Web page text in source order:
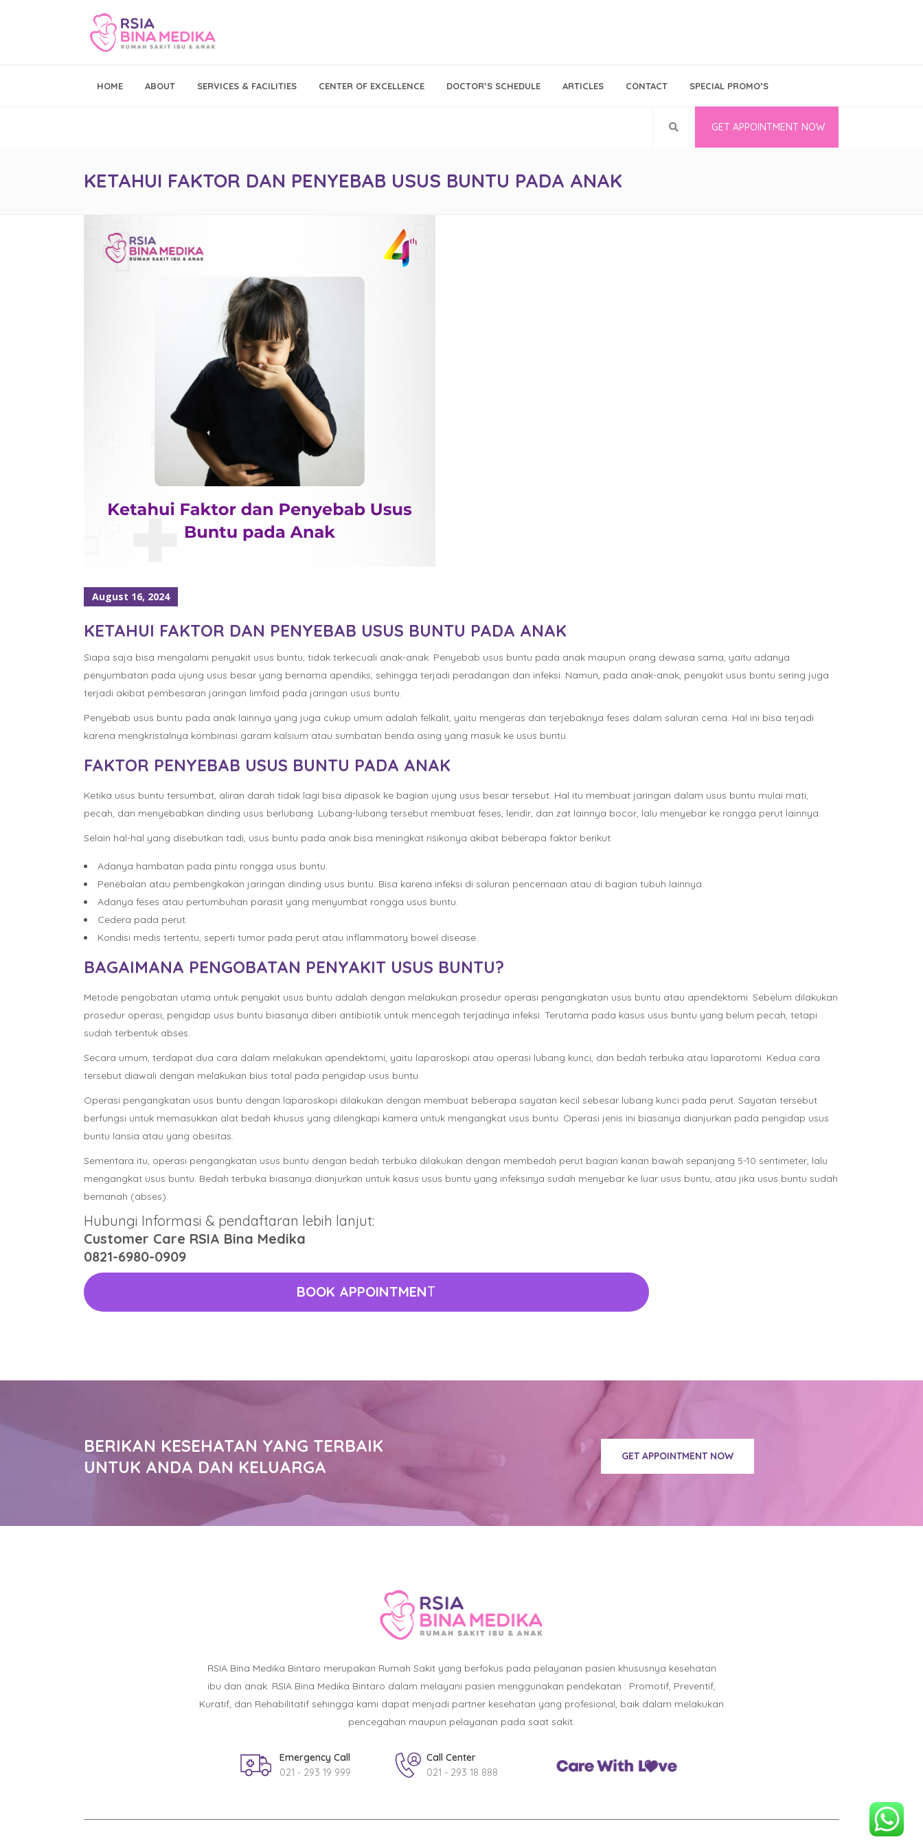
Emergency Call
Call Center
Klinik
Bina Medika
Follow Us
HOME ABOUT SERVICES & FACILITIES CENTER OF EXCELLENCE DOCTOR’S SCHEDULE ARTICLES CONTACT SPECIAL PROMO’S
GET APPOINTMENT NOW
KETAHUI FAKTOR DAN PENYEBAB USUS BUNTU PADA ANAK
August 16, 2024
KETAHUI FAKTOR DAN PENYEBAB USUS BUNTU PADA ANAK
Siapa saja bisa mengalami penyakit usus buntu, tidak terkecuali anak-anak. Penyebab usus buntu pada anak maupun orang dewasa sama, yaitu adanya
penyumbatan pada ujung usus besar yang bernama apendiks, sehingga terjadi peradangan dan infeksi. Namun, pada anak-anak, penyakit usus buntu sering juga
terjadi akibat pembesaran jaringan limfoid pada jaringan usus buntu.
Penyebab usus buntu pada anak lainnya yang juga cukup umum adalah felkalit, yaitu mengeras dan terjebaknya feses dalam saluran cerna. Hal ini bisa terjadi
karena mengkristalnya kombinasi garam kalsium atau sumbatan benda asing yang masuk ke usus buntu.
FAKTOR PENYEBAB USUS BUNTU PADA ANAK
Ketika usus buntu tersumbat, aliran darah tidak lagi bisa dipasok ke bagian ujung usus besar tersebut. Hal itu membuat jaringan dalam usus buntu mulai mati,
pecah, dan menyebabkan dinding usus berlubang. Lubang-lubang tersebut membuat feses, lendir, dan zat lainnya bocor, lalu menyebar ke rongga perut lainnya.
Selain hal-hal yang disebutkan tadi, usus buntu pada anak bisa meningkat risikonya akibat beberapa faktor berikut:
Adanya hambatan pada pintu rongga usus buntu.
Penebalan atau pembengkakan jaringan dinding usus buntu. Bisa karena infeksi di saluran pencernaan atau di bagian tubuh lainnya.
Adanya feses atau pertumbuhan parasit yang menyumbat rongga usus buntu.
Cedera pada perut.
Kondisi medis tertentu, seperti tumor pada perut atau inflammatory bowel disease.
BAGAIMANA PENGOBATAN PENYAKIT USUS BUNTU?
Metode pengobatan utama untuk penyakit usus buntu adalah dengan melakukan prosedur operasi pengangkatan usus buntu atau apendektomi. Sebelum dilakukan
prosedur operasi, pengidap usus buntu biasanya diberi antibiotik untuk mencegah terjadinya infeksi. Terutama pada kasus usus buntu yang belum pecah, tetapi
sudah terbentuk abses.
Secara umum, terdapat dua cara dalam melakukan apendektomi, yaitu laparoskopi atau operasi lubang kunci, dan bedah terbuka atau laparotomi. Kedua cara
tersebut diawali dengan melakukan bius total pada pengidap usus buntu.
Operasi pengangkatan usus buntu dengan laparoskopi dilakukan dengan membuat beberapa sayatan kecil sebesar lubang kunci pada perut. Sayatan tersebut
berfungsi untuk memasukkan alat bedah khusus yang dilengkapi kamera untuk mengangkat usus buntu. Operasi jenis ini biasanya dianjurkan pada pengidap usus
buntu lansia atau yang obesitas.
Sementara itu, operasi pengangkatan usus buntu dengan bedah terbuka dilakukan dengan membedah perut bagian kanan bawah sepanjang 5-10 sentimeter, lalu
mengangkat usus buntu. Bedah terbuka biasanya dianjurkan untuk kasus usus buntu yang infeksinya sudah menyebar ke luar usus buntu, atau jika usus buntu sudah
bernanah (abses).
Hubungi Informasi & pendaftaran lebih lanjut:
Customer Care RSIA Bina Medika
0821-6980-0909
BOOK APPOINTMENT
BERIKAN KESEHATAN YANG TERBAIK
UNTUK ANDA DAN KELUARGA
GET APPOINTMENT NOW
RSIA Bina Medika Bintaro merupakan Rumah Sakit yang berfokus pada pelayanan pasien khususnya kesehatan
ibu dan anak. RSIA Bina Medika Bintaro dalam melayani pasien menggunakan pendekatan : Promotif, Preventif,
Kuratif, dan Rehabilitatif sehingga kami dapat menjadi partner kesehatan yang profesional, baik dalam melakukan
pencegahan maupun pelayanan pada saat sakit.
Emergency Call
021 - 293 19 999
Call Center
021 - 293 18 888